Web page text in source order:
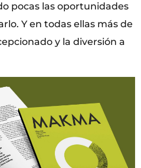
pocas las oportunidades
Y en todas ellas más de
y la diversión a